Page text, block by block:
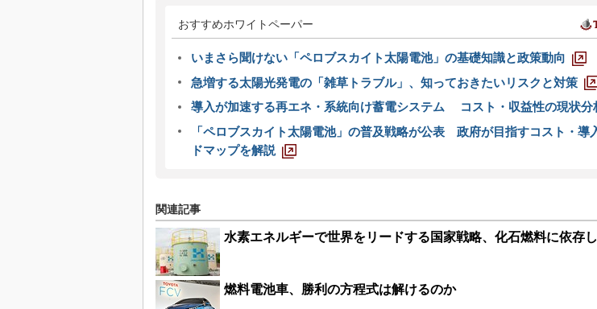
おすすめホワイトペーパー
いまさら聞けない「ペロブスカイト太陽電池」の基礎知識と政策動向
急増する太陽光発電の「雑草トラブル」、知っておきたいリスクと対策
導入が加速する再エネ・系統向け蓄電システム コスト・収益性の現状分
「ペロブスカイト太陽電池」の普及戦略が公表 政府が目指すコスト・導
ドマップを解説
関連記事
水素エネルギーで世界をリードする国家戦略、化石燃料に依存
燃料電池車、勝利の方程式は解けるのか